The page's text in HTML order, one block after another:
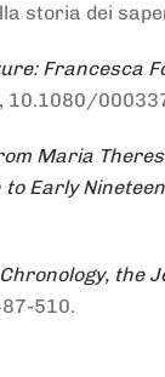
storia dei
Francesca
10.1080/
Maria
Early
the
510.